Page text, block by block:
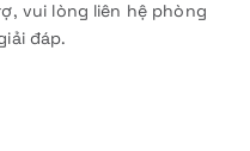
vui lòng liên hệ phòng
đáp.